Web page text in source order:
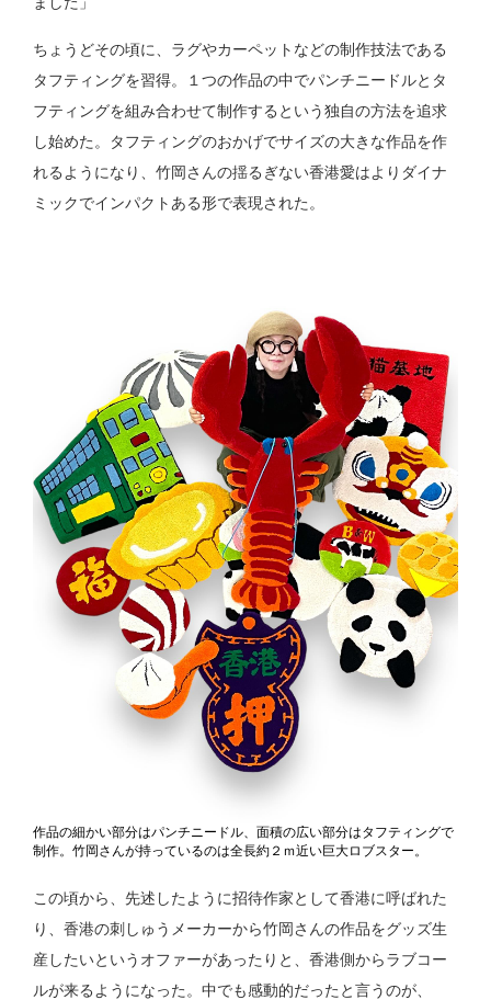
ちょうどその頃に、ラグやカーペットなどの制作技法である
タフティングを習得。１つの作品の中でパンチニードルとタ
フティングを組み合わせて制作するという独自の方法を追求
し始めた。タフティングのおかげでサイズの大きな作品を作
れるようになり、竹岡さんの揺るぎない香港愛はよりダイナ
ミックでインパクトある形で表現された。
作品の細かい部分はパンチニードル、面積の広い部分はタフティングで
制作。竹岡さんが持っているのは全長約２ｍ近い巨大ロブスター。
この頃から、先述したように招待作家として香港に呼ばれた
り、香港の刺しゅうメーカーから竹岡さんの作品をグッズ生
産したいというオファーがあったりと、香港側からラブコー
ルが来るようになった。中でも感動的だったと言うのが、